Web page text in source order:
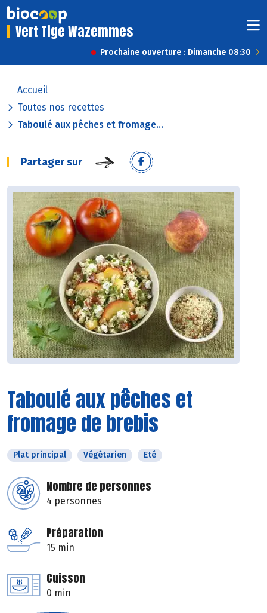
Vert Tige Wazemmes
Prochaine ouverture : Dimanche 08:30
Accueil
Toutes nos recettes
Taboulé aux pêches et fromage...
Partager sur
Taboulé aux pêches et
fromage de brebis
Plat principal Végétarien Eté
Nombre de personnes
4 personnes
Préparation
15 min
Cuisson
0 min